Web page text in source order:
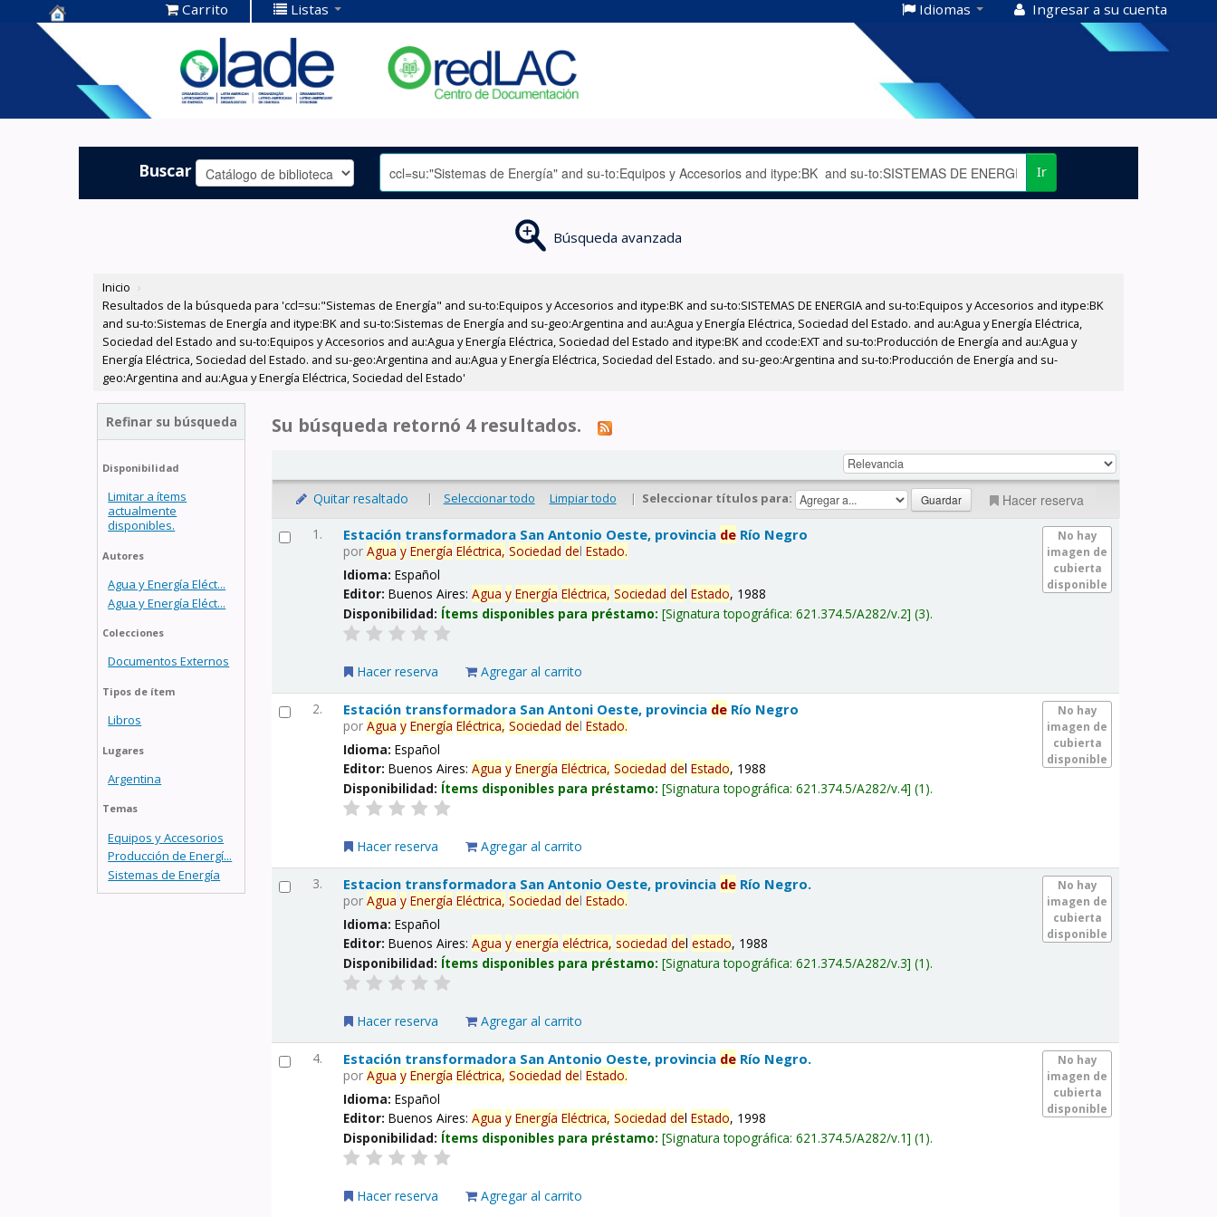
Centro de
Documentación
OLADE -
Carrito Listas Idiomas Ingresar a su cuenta
Buscar Ir
Búsqueda avanzada
Inicio ›
Resultados de la búsqueda para 'ccl=su:"Sistemas de Energía" and su-to:Equipos y Accesorios and itype:BK and su-to:SISTEMAS DE ENERGIA and su-to:Equipos y Accesorios and itype:BK
and su-to:Sistemas de Energía and itype:BK and su-to:Sistemas de Energía and su-geo:Argentina and au:Agua y Energía Eléctrica, Sociedad del Estado. and au:Agua y Energía Eléctrica,
Sociedad del Estado and su-to:Equipos y Accesorios and au:Agua y Energía Eléctrica, Sociedad del Estado and itype:BK and ccode:EXT and su-to:Producción de Energía and au:Agua y
Energía Eléctrica, Sociedad del Estado. and su-geo:Argentina and au:Agua y Energía Eléctrica, Sociedad del Estado. and su-geo:Argentina and su-to:Producción de Energía and su-
geo:Argentina and au:Agua y Energía Eléctrica, Sociedad del Estado'
Refinar su búsqueda
Disponibilidad
Limitar a ítems
actualmente
disponibles.
Autores
Agua y Energía Eléct...
Agua y Energía Eléct...
Colecciones
Documentos Externos
Tipos de ítem
Libros
Lugares
Argentina
Temas
Equipos y Accesorios
Producción de Energí...
Sistemas de Energía
Su búsqueda retornó 4 resultados.
Quitar resaltado | Seleccionar todo Limpiar todo | Seleccionar títulos para: Hacer reserva
1.
No hay
imagen de
cubierta
disponible
Estación transformadora San Antonio Oeste, provincia de Río Negro
porAgua y Energía Eléctrica, Sociedad delEstado.
Idioma:Español
Editor:Buenos Aires:Agua y Energía Eléctrica, Sociedad delEstado, 1988
Disponibilidad: Ítems disponibles para préstamo: Signatura topográfica:621.374.5/A282/v.2 (3).
Hacer reserva Agregar al carrito
2.
No hay
imagen de
cubierta
disponible
Estación transformadora San Antoni Oeste, provincia de Río Negro
porAgua y Energía Eléctrica, Sociedad delEstado.
Idioma:Español
Editor:Buenos Aires:Agua y Energía Eléctrica, Sociedad delEstado, 1988
Disponibilidad: Ítems disponibles para préstamo: Signatura topográfica:621.374.5/A282/v.4 (1).
Hacer reserva Agregar al carrito
3.
No hay
imagen de
cubierta
disponible
Estacion transformadora San Antonio Oeste, provincia de Río Negro.
porAgua y Energía Eléctrica, Sociedad delEstado.
Idioma:Español
Editor:Buenos Aires:Agua y energía eléctrica, sociedad delestado, 1988
Disponibilidad: Ítems disponibles para préstamo: Signatura topográfica:621.374.5/A282/v.3 (1).
Hacer reserva Agregar al carrito
4.
No hay
imagen de
cubierta
disponible
Estación transformadora San Antonio Oeste, provincia de Río Negro.
porAgua y Energía Eléctrica, Sociedad delEstado.
Idioma:Español
Editor:Buenos Aires:Agua y Energía Eléctrica, Sociedad delEstado, 1998
Disponibilidad: Ítems disponibles para préstamo: Signatura topográfica:621.374.5/A282/v.1 (1).
Hacer reserva Agregar al carrito